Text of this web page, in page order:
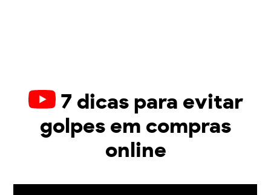
7 dicas para evitar
golpes em compras
online